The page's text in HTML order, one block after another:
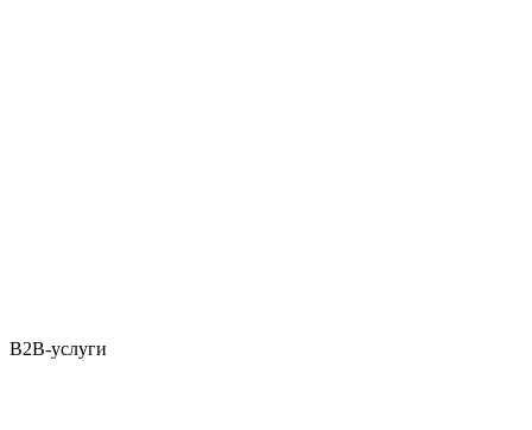
B2B-услуги